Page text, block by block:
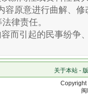
容原意进行曲解、
律责任。
而引起的民事纷争
关于本站-
Copyright